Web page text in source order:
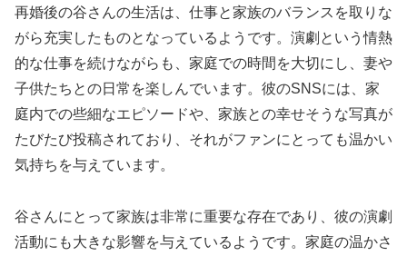
再婚後の谷さんの生活は、仕事と家族のバランスを取りな
がら充実したものとなっているようです。演劇という情熱
的な仕事を続けながらも、家庭での時間を大切にし、妻や
子供たちとの日常を楽しんでいます。彼のSNSには、家
庭内での些細なエピソードや、家族との幸せそうな写真が
たびたび投稿されており、それがファンにとっても温かい
気持ちを与えています。
谷さんにとって家族は非常に重要な存在であり、彼の演劇
活動にも大きな影響を与えているようです。家庭の温かさ